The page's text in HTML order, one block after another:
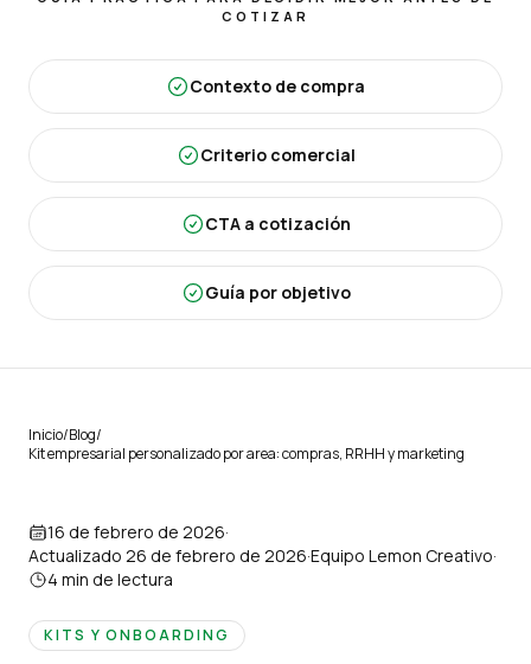
COTIZAR
Contexto de compra
Criterio comercial
CTA a cotización
Guía por objetivo
Inicio/Blog/
Kit empresarial personalizado por area: compras, RRHH y marketing
16 de febrero de 2026·
Actualizado 26 de febrero de 2026·Equipo Lemon Creativo·
4 min de lectura
KITS Y ONBOARDING